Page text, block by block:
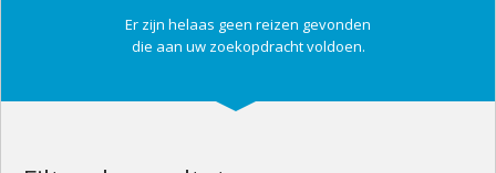
Er zijn helaas geen reizen gevonden
die aan uw zoekopdracht voldoen.